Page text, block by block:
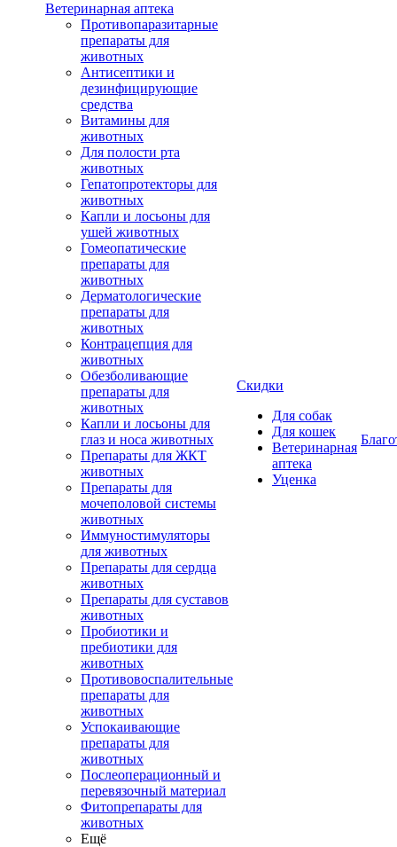
Ветеринарная аптека
Противопаразитарные
препараты для
животных
Антисептики и
дезинфицирующие
средства
Витамины для
животных
Для полости рта
животных
Гепатопротекторы для
животных
Капли и лосьоны для
ушей животных
Гомеопатические
препараты для
животных
Дерматологические
препараты для
животных
Контрацепция для
животных
Обезболивающие
препараты для
животных
Капли и лосьоны для
глаз и носа животных
Препараты для ЖКТ
животных
Препараты для
мочеполовой системы
животных
Иммуностимуляторы
для животных
Препараты для сердца
животных
Препараты для суставов
животных
Пробиотики и
пребиотики для
животных
Противовоспалительные
препараты для
животных
Успокаивающие
препараты для
животных
Послеоперационный и
перевязочный материал
Фитопрепараты для
животных
Ещё
Скидки
Для собак
Для кошек
Ветеринарная
аптека
Уценка